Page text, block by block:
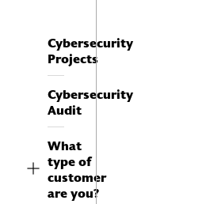
Cybersecurity
Projects
Cybersecurity
Audit
What
type of
customer
are you?